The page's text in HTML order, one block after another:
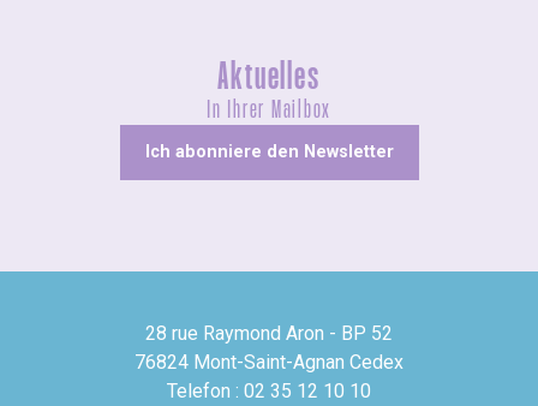
Aktuelles
In Ihrer Mailbox
Ich abonniere den Newsletter
28 rue Raymond Aron - BP 52
76824 Mont-Saint-Agnan Cedex
Telefon : 02 35 12 10 10